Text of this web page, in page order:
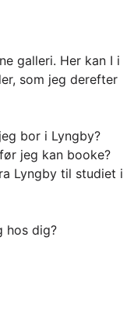
galleri. Her kan I i
som jeg derefter
bor i Lyngby?
jeg kan booke?
Lyngby til studiet i
hos dig?